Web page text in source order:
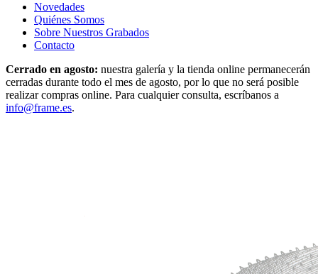
Novedades
Quiénes Somos
Sobre Nuestros Grabados
Contacto
Cerrado en agosto: nuestra galería y la tienda online permanecerán
cerradas durante todo el mes de agosto, por lo que no será posible
realizar compras online. Para cualquier consulta, escríbanos a
info@frame.es.